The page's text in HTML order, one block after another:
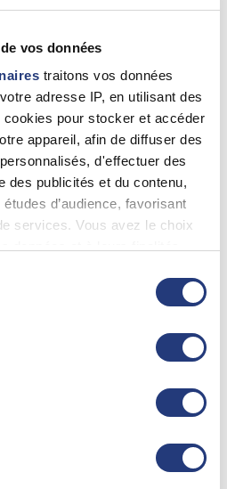
vos données
traitons vos données
adresse IP, en utilisant des
pour stocker et accéder
appareil, afin de diffuser des
d'effectuer des
des publicités et du contenu,
d’audience, favorisant
services. Vous avez le choix
la Déclaration relative aux
l'icône de confidentialité.
aimerions également :
être précises à plusieurs
en l'analysant activement
spécifiques
(79320)